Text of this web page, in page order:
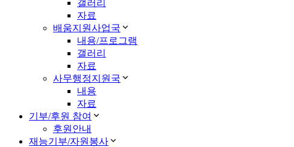
갤러리
자료
배움지원사업국
내용/프로그램
갤러리
자료
사무행정지원국
내용
자료
기부/후원 참여
후원안내
재능기부/자원봉사